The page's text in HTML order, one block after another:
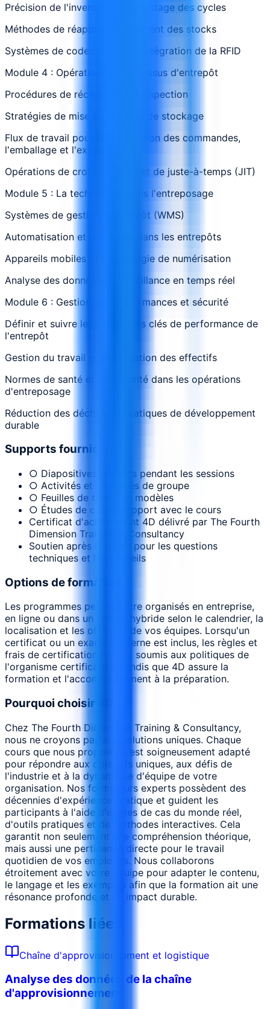
Précision de l'inventaire et comptage des cycles
Méthodes de réapprovisionnement des stocks
Systèmes de codes-barres et intégration de la RFID
Module 4 : Opérations et processus d'entrepôt
Procédures de réception et d'inspection
Stratégies de mise en stock et de stockage
Flux de travail pour la préparation des commandes,
l'emballage et l'expédition
Opérations de cross-docking et de juste-à-temps (JIT)
Module 5 : La technologie dans l'entreposage
Systèmes de gestion d'entrepôt (WMS)
Automatisation et robotique dans les entrepôts
Appareils mobiles et technologie de numérisation
Analyse des données et surveillance en temps réel
Module 6 : Gestion des performances et sécurité
Définir et suivre les indicateurs clés de performance de
l'entrepôt
Gestion du travail et planification des effectifs
Normes de santé et de sécurité dans les opérations
d'entreposage
Réduction des déchets et pratiques de développement
durable
Supports fournis
○ Diapositives utilisées pendant les sessions
○ Activités et exercices de groupe
○ Feuilles de travail et modèles
○ Études de cas en rapport avec le cours
Certificat d'achèvement 4D délivré par The Fourth
Dimension Training & Consultancy
Soutien après le cours pour les questions
techniques et les conseils
Options de formation
Les programmes peuvent être organisés en entreprise,
en ligne ou dans un format hybride selon le calendrier, la
localisation et les objectifs de vos équipes. Lorsqu'un
certificat ou un examen externe est inclus, les règles et
frais de certification restent soumis aux politiques de
l'organisme certificateur, tandis que 4D assure la
formation et l'accompagnement à la préparation.
Pourquoi choisir 4D
Chez The Fourth Dimension Training & Consultancy,
nous ne croyons pas aux solutions uniques. Chaque
cours que nous proposons est soigneusement adapté
pour répondre aux objectifs uniques, aux défis de
l'industrie et à la dynamique d'équipe de votre
organisation. Nos formateurs experts possèdent des
décennies d'expérience pratique et guident les
participants à l'aide d'études de cas du monde réel,
d'outils pratiques et de méthodes interactives. Cela
garantit non seulement une compréhension théorique,
mais aussi une pertinence directe pour le travail
quotidien de vos employés. Nous collaborons
étroitement avec votre équipe pour adapter le contenu,
le langage et les exemples afin que la formation ait une
résonance profonde et un impact durable.
Formations liées
Chaîne d'approvisionnement et logistique
Analyse des données de la chaîne
d'approvisionnement